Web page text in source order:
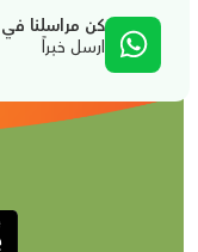
كن مراسلنا في
ارسل خبراً